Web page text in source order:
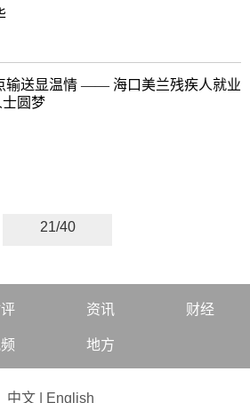
输送显温情 —— 海口美兰残疾人就业
圆梦
21/40
资讯 财经
地方
中文 English